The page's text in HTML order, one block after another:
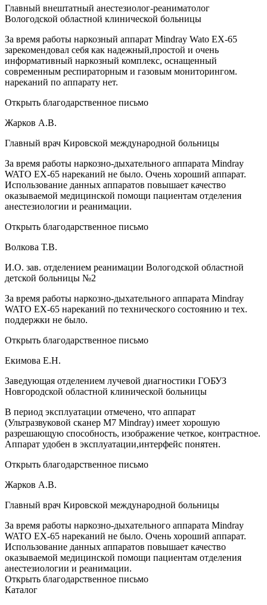
Главный внештатный анестезиолог-реаниматолог
Вологодской областной клинической больницы
За время работы наркозный аппарат Mindray Wato EX-65
зарекомендовал себя как надежный,простой и очень
информативный наркозный комплекс, оснащенный
современным респираторным и газовым мониторингом.
нареканий по аппарату нет.
Открыть благодарственное письмо
Жарков А.В.
Главный врач Кировской международной больницы
За время работы наркозно-дыхательного аппарата Mindray
WATO EX-65 нареканий не было. Очень хороший аппарат.
Использование данных аппаратов повышает качество
оказываемой медицинской помощи пациентам отделения
анестезиологии и реанимации.
Открыть благодарственное письмо
Волкова Т.В.
И.О. зав. отделением реанимации Вологодской областной
детской больницы №2
За время работы наркозно-дыхательного аппарата Mindray
WATO EX-65 нареканий по технического состоянию и тех.
поддержки не было.
Открыть благодарственное письмо
Екимова Е.Н.
Заведующая отделением лучевой диагностики ГОБУЗ
Новгородской областной клинической больницы
В период эксплуатации отмечено, что аппарат
(Ультразвуковой сканер М7 Mindray) имеет хорошую
разрешающую способность, изображение четкое, контрастное.
Аппарат удобен в эксплуатации,интерфейс понятен.
Открыть благодарственное письмо
Жарков А.В.
Главный врач Кировской международной больницы
За время работы наркозно-дыхательного аппарата Mindray
WATO EX-65 нареканий не было. Очень хороший аппарат.
Использование данных аппаратов повышает качество
оказываемой медицинской помощи пациентам отделения
анестезиологии и реанимации.
Открыть благодарственное письмо
Каталог